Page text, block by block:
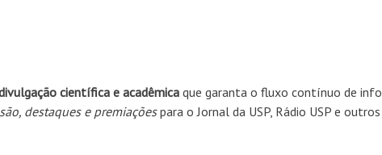
científica e acadêmica que garanta o fluxo contínuo de
destaques e premiaçõespara o Jornal da USP, Rádio USP e